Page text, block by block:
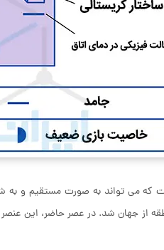
که می‌ تواند به صورت مستقیم و به
از جهان شد. در عصر حاضر، این